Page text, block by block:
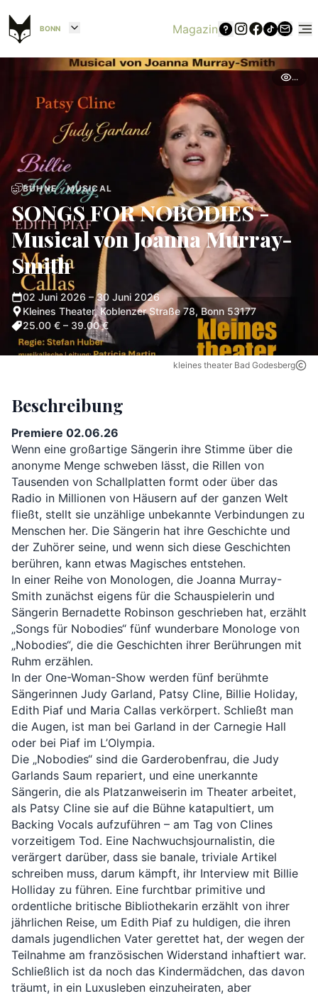
BONN Magazin
...
BÜHNE · MUSICAL
SONGS FOR NOBODIES -
Musical von Joanna Murray-
Smith
02 Juni 2026 – 30 Juni 2026
Kleines Theater, Koblenzer Straße 78, Bonn 53177
25.00 € – 39.00 €
kleines theater Bad Godesberg
Beschreibung
Premiere 02.06.26
Wenn eine großartige Sängerin ihre Stimme über die
anonyme Menge schweben lässt, die Rillen von
Tausenden von Schallplatten formt oder über das
Radio in Millionen von Häusern auf der ganzen Welt
fließt, stellt sie unzählige unbekannte Verbindungen zu
Menschen her. Die Sängerin hat ihre Geschichte und
der Zuhörer seine, und wenn sich diese Geschichten
berühren, kann etwas Magisches entstehen.
In einer Reihe von Monologen, die Joanna Murray-
Smith zunächst eigens für die Schauspielerin und
Sängerin Bernadette Robinson geschrieben hat, erzählt
„Songs für Nobodies“ fünf wunderbare Monologe von
„Nobodies“, die die Geschichten ihrer Berührungen mit
Ruhm erzählen.
In der One-Woman-Show werden fünf berühmte
Sängerinnen Judy Garland, Patsy Cline, Billie Holiday,
Edith Piaf und Maria Callas verkörpert. Schließt man
die Augen, ist man bei Garland in der Carnegie Hall
oder bei Piaf im L’Olympia.
Die „Nobodies“ sind die Garderobenfrau, die Judy
Garlands Saum repariert, und eine unerkannte
Sängerin, die als Platzanweiserin im Theater arbeitet,
als Patsy Cline sie auf die Bühne katapultiert, um
Backing Vocals aufzuführen – am Tag von Clines
vorzeitigem Tod. Eine Nachwuchsjournalistin, die
verärgert darüber, dass sie banale, triviale Artikel
schreiben muss, darum kämpft, ihr Interview mit Billie
Holliday zu führen. Eine furchtbar primitive und
ordentliche britische Bibliothekarin erzählt von ihrer
jährlichen Reise, um Edith Piaf zu huldigen, die ihren
damals jugendlichen Vater gerettet hat, der wegen der
Teilnahme am französischen Widerstand inhaftiert war.
Schließlich ist da noch das Kindermädchen, das davon
träumt, in ein Luxusleben einzuheiraten, aber